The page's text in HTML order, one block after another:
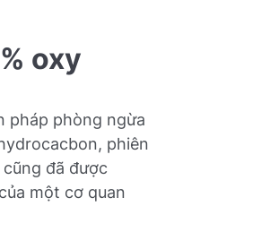
oxy
pháp phòng ngừa
phiên
đã được
một cơ quan